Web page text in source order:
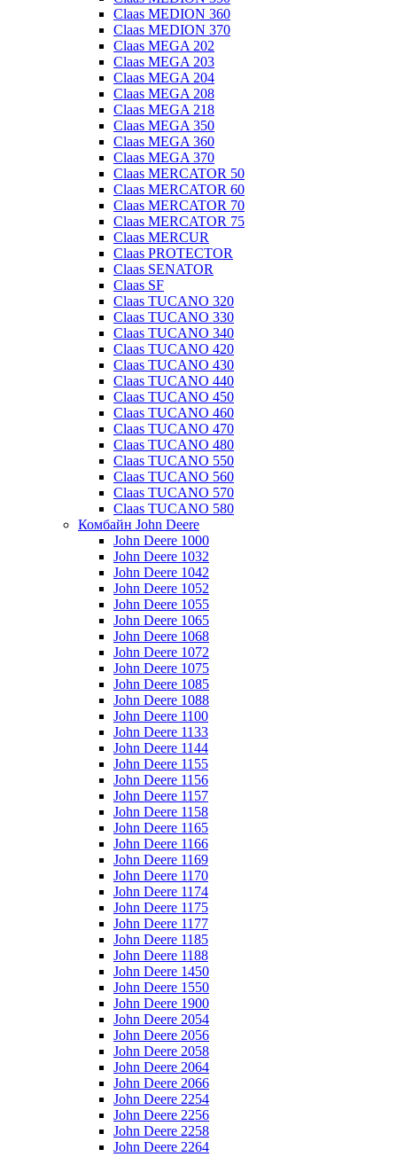
Claas MEDION 360
Claas MEDION 370
Claas MEGA 202
Claas MEGA 203
Claas MEGA 204
Claas MEGA 208
Claas MEGA 218
Claas MEGA 350
Claas MEGA 360
Claas MEGA 370
Claas MERCATOR 50
Claas MERCATOR 60
Claas MERCATOR 70
Claas MERCATOR 75
Claas MERCUR
Claas PROTECTOR
Claas SENATOR
Claas SF
Claas TUCANO 320
Claas TUCANO 330
Claas TUCANO 340
Claas TUCANO 420
Claas TUCANO 430
Claas TUCANO 440
Claas TUCANO 450
Claas TUCANO 460
Claas TUCANO 470
Claas TUCANO 480
Claas TUCANO 550
Claas TUCANO 560
Claas TUCANO 570
Claas TUCANO 580
Комбайн John Deere
John Deere 1000
John Deere 1032
John Deere 1042
John Deere 1052
John Deere 1055
John Deere 1065
John Deere 1068
John Deere 1072
John Deere 1075
John Deere 1085
John Deere 1088
John Deere 1100
John Deere 1133
John Deere 1144
John Deere 1155
John Deere 1156
John Deere 1157
John Deere 1158
John Deere 1165
John Deere 1166
John Deere 1169
John Deere 1170
John Deere 1174
John Deere 1175
John Deere 1177
John Deere 1185
John Deere 1188
John Deere 1450
John Deere 1550
John Deere 1900
John Deere 2054
John Deere 2056
John Deere 2058
John Deere 2064
John Deere 2066
John Deere 2254
John Deere 2256
John Deere 2258
John Deere 2264